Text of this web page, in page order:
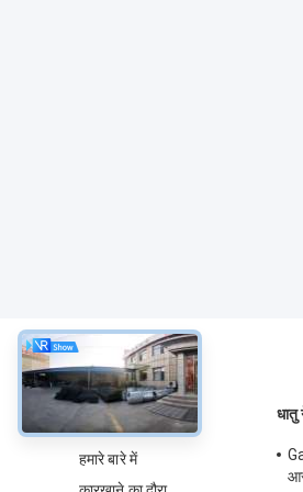
के बारे में
हमारे बारे में
धातु